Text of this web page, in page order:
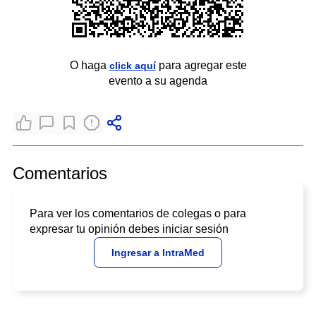
O haga click aquípara agregar este
evento a su agenda
Comentarios
Para ver los comentarios de colegas o para
expresar tu opinión debes iniciar sesión
Ingresar a IntraMed